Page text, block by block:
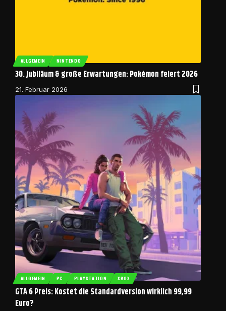
ALLGEMEIN NINTENDO
30. Jubiläum & große Erwartungen: Pokémon feiert 2026
21. Februar 2026
ALLGEMEIN PC PLAYSTATION XBOX
GTA 6 Preis: Kostet die Standardversion wirklich 99,99
Euro?